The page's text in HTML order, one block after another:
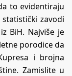
to evidentiraju
zavodi
BiH. Najviše je
porodice da
i brojna
Zamislite u